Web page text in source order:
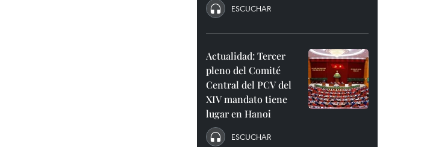
ESCUCHAR
Actualidad: Tercer
pleno del Comité
Central del PCV del
XIV mandato tiene
lugar en Hanoi
ESCUCHAR